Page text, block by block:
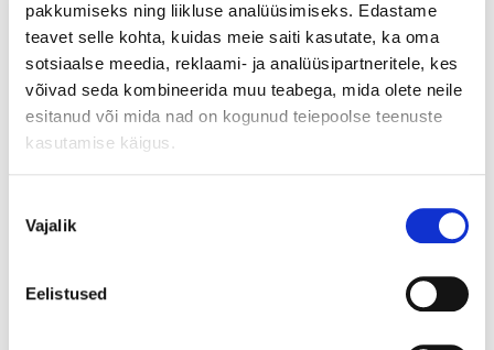
pakkumiseks ning liikluse analüüsimiseks. Edastame
teavet selle kohta, kuidas meie saiti kasutate, ka oma
sotsiaalse meedia, reklaami- ja analüüsipartneritele, kes
võivad seda kombineerida muu teabega, mida olete neile
esitanud või mida nad on kogunud teiepoolse teenuste
kasutamise käigus.
valik
Vajalik
Eelistused
Liebherr SmartDeviceBox